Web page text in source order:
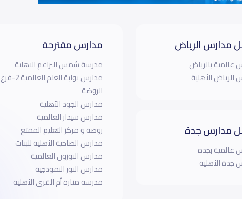
مدارس الرياض
عالمية بالرياض
الرياض الأهلية
مدارس جدة
عالمية بجده
جدة الأهلية
مدارس مقترحة
مدرسة شمس البراعم الاهلية
مدارس بوابة العلم العالمية 2-فرع
الروضة
مدارس الجود الأهلية
مدارس سيدار العالمية
روضة و مركز التعليم الممتع
مدارس الضاحية الأهلية للبنات
مدارس الاوزون العالمية
مدارس النور النموذجية
مدرسة منارة أم القرى الأهلية